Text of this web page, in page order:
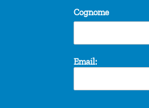
Cognome
Email: